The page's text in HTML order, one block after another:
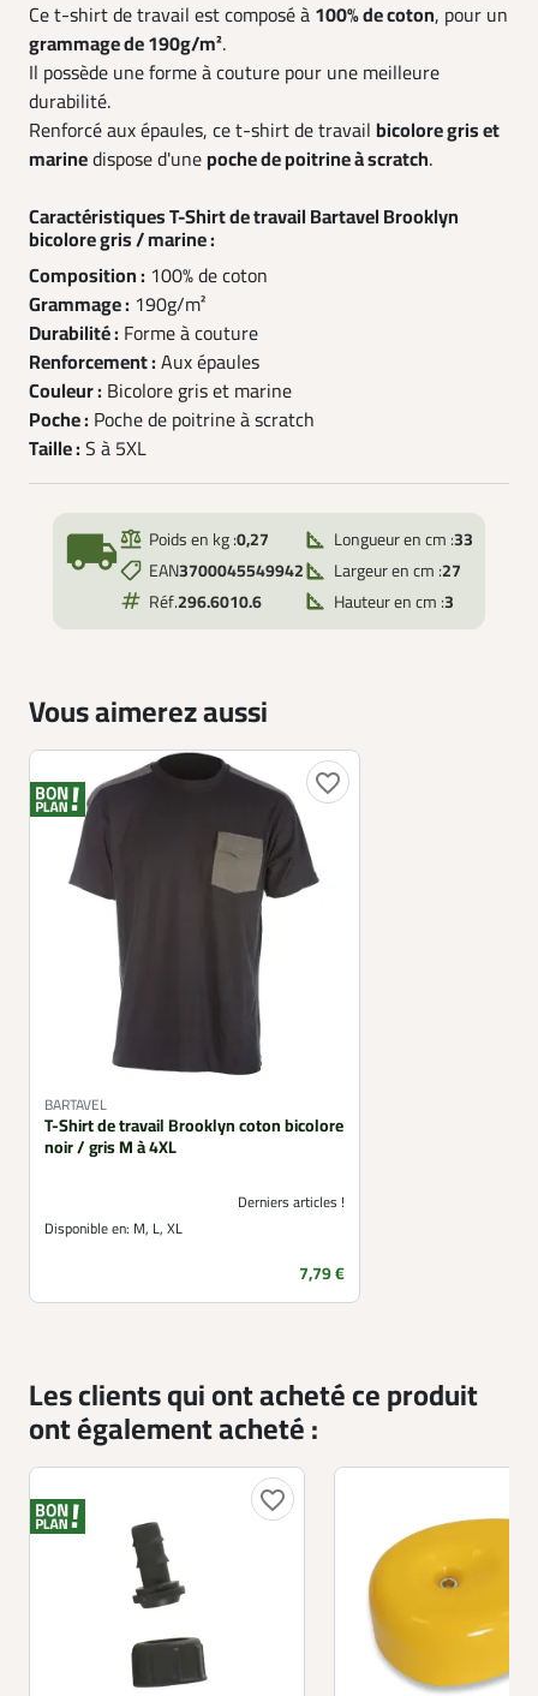
Ce t-shirt de travail est composé à 100% de coton, pour un
grammage de 190g/m².
Il possède une forme à couture pour une meilleure
durabilité.
Renforcé aux épaules, ce t-shirt de travail bicolore gris et
marinedispose d'unepoche de poitrine à scratch.
Caractéristiques T-Shirt de travail Bartavel Brooklyn
bicolore gris / marine :
Composition : 100% de coton
Grammage : 190g/m²
Durabilité : Forme à couture
Renforcement : Aux épaules
Couleur : Bicolore gris et marine
Poche : Poche de poitrine à scratch
Taille : S à 5XL
local_shipping Poids en kg :0,27
EAN3700045549942
Réf.296.6010.6
Longueur en cm :33
Largeur en cm :27
Hauteur en cm :3
Vous aimerez aussi
favorite_border
BARTAVEL
T-Shirt de travail Brooklyn coton bicolore
noir / gris M à 4XL
Derniers articles !
Disponible en: M, L, XL
Prix
7,79 €
Les clients qui ont acheté ce produit
ont également acheté :
favorite_border